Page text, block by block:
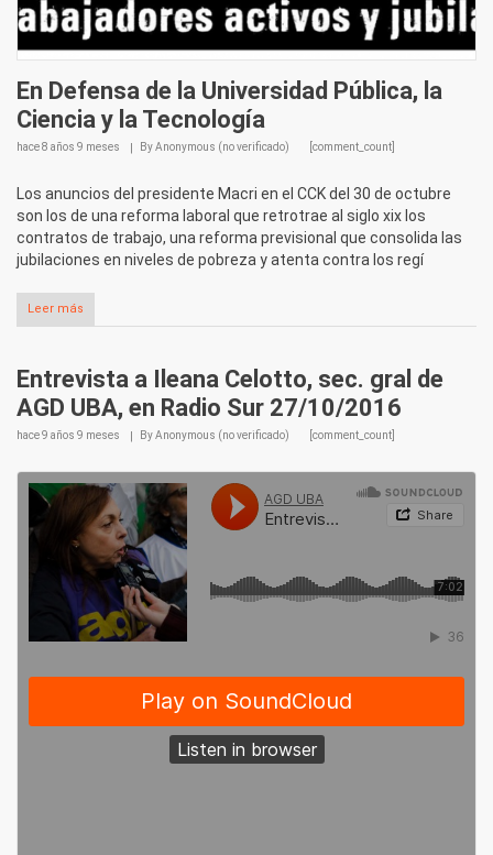
En Defensa de la Universidad Pública, la
Ciencia y la Tecnología
hace8 años 9 meses ByAnonymous (no verificado) [comment_count]
Los anuncios del presidente Macri en el CCK del 30 de octubre
son los de una reforma laboral que retrotrae al siglo xix los
contratos de trabajo, una reforma previsional que consolida las
jubilaciones en niveles de pobreza y atenta contra los regí
Leer más
Entrevista a Ileana Celotto, sec. gral de
AGD UBA, en Radio Sur 27/10/2016
hace9 años 9 meses ByAnonymous (no verificado) [comment_count]